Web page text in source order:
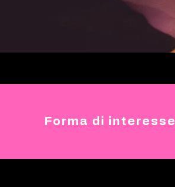
Forma di interesse